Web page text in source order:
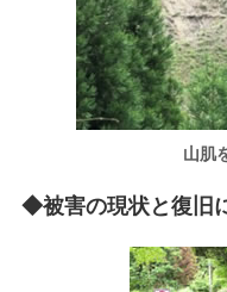
山肌
◆被害の現状と復旧